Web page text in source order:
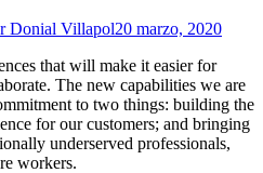
Donial Villapol20 marzo, 2020
that will make it easier for
The new capabilities we are
to two things: building the
for our customers; and bringing
underserved professionals,
workers.